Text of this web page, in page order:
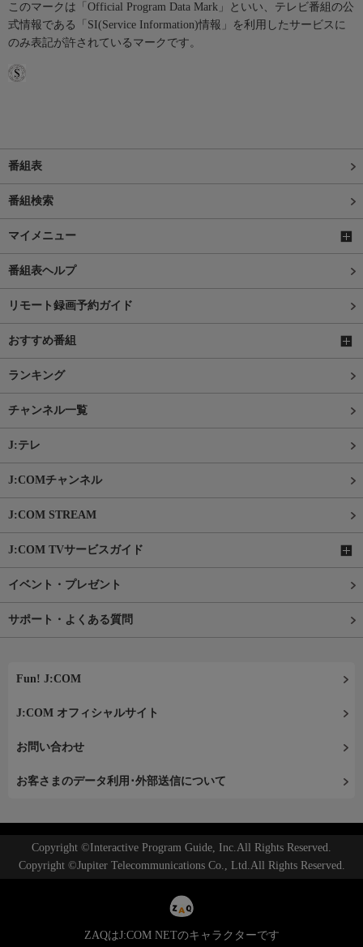
このマークは「Official Program Data Mark」といい、テレビ番組の公
式情報である「SI(Service Information)情報」を利用したサービスに
のみ表記が許されているマークです。
番組表
番組検索
マイメニュー
番組表ヘルプ
リモート録画予約ガイド
おすすめ番組
ランキング
チャンネル一覧
J:テレ
J:COMチャンネル
J:COM STREAM
J:COM TVサービスガイド
イベント・プレゼント
サポート・よくある質問
Fun! J:COM
J:COM オフィシャルサイト
お問い合わせ
お客さまのデータ利用･外部送信について
Copyright ©Interactive Program Guide, Inc.All Rights Reserved.
Copyright ©Jupiter Telecommunications Co., Ltd.All Rights Reserved.
ZAQはJ:COM NETのキャラクターです